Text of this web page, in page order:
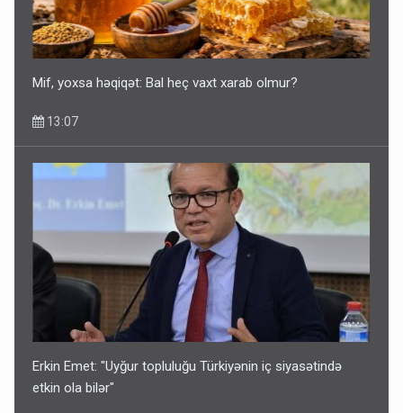
Mif, yoxsa həqiqət: Bal heç vaxt xarab olmur?
13:07
Erkin Emet: "Uyğur topluluğu Türkiyənin iç siyasətində
etkin ola bilər"